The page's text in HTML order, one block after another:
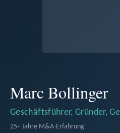
Marc Bollinger
Geschäftsführer, Gründer,
25+ Jahre M&A-Erfahrung